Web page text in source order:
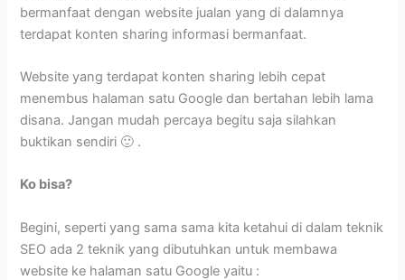
bermanfaat dengan website jualan yang di dalamnya
terdapat konten sharing informasi bermanfaat.
Website yang terdapat konten sharing lebih cepat
menembus halaman satu Google dan bertahan lebih lama
disana. Jangan mudah percaya begitu saja silahkan
buktikan sendiri 🙂 .
Ko bisa?
Begini, seperti yang sama sama kita ketahui di dalam teknik
SEO ada 2 teknik yang dibutuhkan untuk membawa
website ke halaman satu Google yaitu :